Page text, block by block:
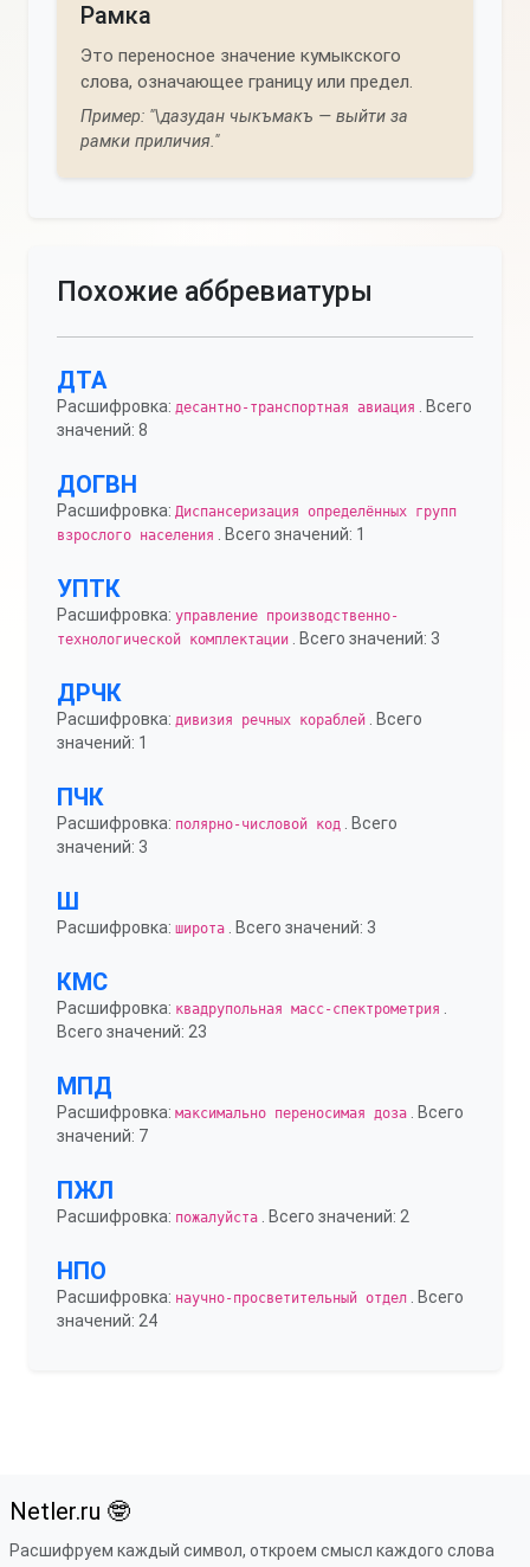
Рамка
Это переносное значение кумыкского
слова, означающее границу или предел.
Пример: "\дазудан чыкъмакъ — выйти за
рамки приличия."
Похожие аббревиатуры
ДТА
Расшифровка: десантно-транспортная авиация
. Всего
значений: 8
ДОГВН
Расшифровка: Диспансеризация определённых групп
взрослого населения
. Всего значений: 1
УПТК
Расшифровка: управление производственно-
технологической комплектации . Всего значений: 3
ДРЧК
Расшифровка: дивизия речных кораблей . Всего
значений: 1
ПЧК
Расшифровка: полярно-числовой код . Всего
значений: 3
Ш
Расшифровка: широта . Всего значений: 3
КМС
Расшифровка: квадрупольная масс-спектрометрия
Всего значений: 23
МПД
Расшифровка: максимально переносимая доза . Всего
значений: 7
ПЖЛ
Расшифровка: пожалуйста . Всего значений: 2
НПО
Расшифровка: научно-просветительный отдел . Всего
значений: 24
Netler.ru 🤓
Расшифруем каждый символ, откроем смысл каждого слова